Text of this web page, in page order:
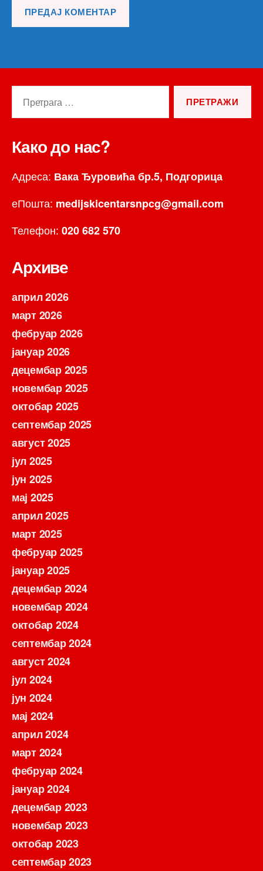
Како до нас?
Адреса: Вака Ђуровића бр.5, Подгорица
еПошта: medijskicentarsnpcg@gmail.com
Телефон: 020 682 570
Архиве
април 2026
март 2026
фебруар 2026
јануар 2026
децембар 2025
новембар 2025
октобар 2025
септембар 2025
август 2025
јул 2025
јун 2025
мај 2025
април 2025
март 2025
фебруар 2025
јануар 2025
децембар 2024
новембар 2024
октобар 2024
септембар 2024
август 2024
јул 2024
јун 2024
мај 2024
април 2024
март 2024
фебруар 2024
јануар 2024
децембар 2023
новембар 2023
октобар 2023
септембар 2023